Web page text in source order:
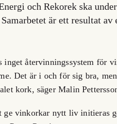
och Rekorek ska
är ett resultat
inget återvinningssystem för
Det är i och för sig bra,
kork, säger Malin
ge vinkorkar nytt liv initieras